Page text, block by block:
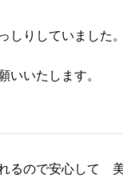
りしていました。
いいたします。
るので安心して